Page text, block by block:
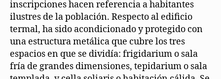
inscripciones hacen referencia a habitantes
ilustres de la población. Respecto al edificio
termal, ha sido acondicionado y protegido con
una estructura metálica que cubre los tres
espacios en que se dividía: frigidarium o sala
fría de grandes dimensiones, tepidarium o sala